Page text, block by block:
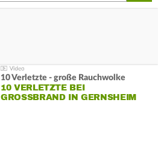
10 Verletzte - große Rauchwolke
10 VERLETZTE BEI
GROSSBRAND IN GERNSHEIM